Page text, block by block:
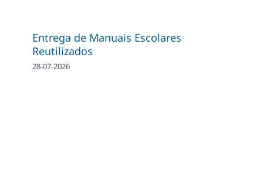
Entrega de Manuais Escolares
Reutilizados
28-07-2026